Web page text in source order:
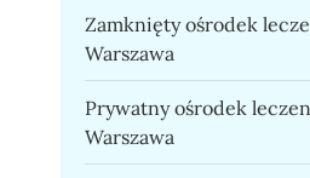
Zamknięty ośrodek
Warszawa
Prywatny ośrodek
Warszawa